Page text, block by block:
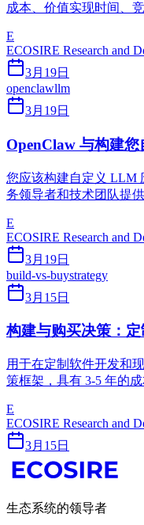
成本、价值实现时间、
E
ECOSIRE Research and
3月19日
openclawllm
3月19日
OpenClaw 与构建
您应该构建自定义 LLM
务领导者和技术团队提
E
ECOSIRE Research and
3月19日
build-vs-buystrategy
3月15日
构建与购买决策：
用于在定制软件开发和
策框架，具有 3-5 年的成
E
ECOSIRE Research and
3月15日
生态系统的领导者